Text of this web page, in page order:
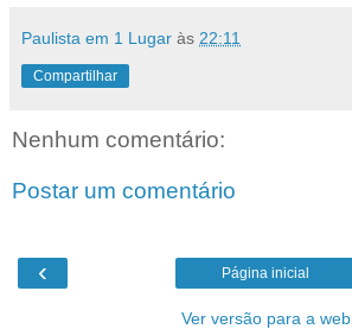
Paulista em 1 Lugar às 22:11
Compartilhar
Nenhum comentário:
Postar um comentário
‹ Página inicial
Ver versão para a web